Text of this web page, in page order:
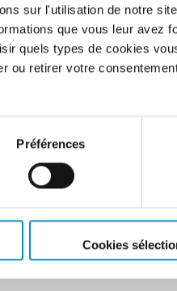
sur l'utilisation de notre
que vous leur avez
quels types de cookies
ou retirer votre
Préférences
Cookies